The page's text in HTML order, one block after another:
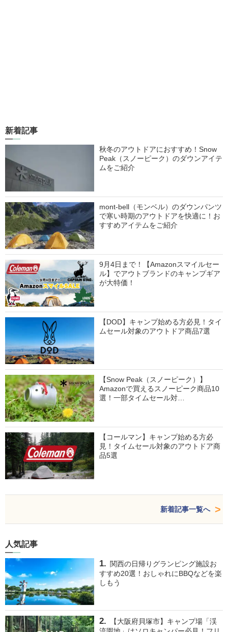
新着記事
秋冬のアウトドアにおすすめ！Snow
Peak（スノーピーク）のダウンアイテ
ムをご紹介
mont-bell（モンベル）のダウンパンツ
で寒い時期のアウトドアを快適に！お
すすめアイテムをご紹介
9月4日まで！【Amazonスマイルセー
ル】でアウトブランドのキャンプギア
が大特価！
【DOD】キャンプ始める方必見！タイ
ムセール対象のアウトドア商品7選
【Snow Peak（スノーピーク）】
Amazonで買えるスノーピーク商品10
選！一部タイムセール対…
【コールマン】キャンプ始める方必
見！タイムセール対象のアウトドア商
品5選
新着記事一覧へ
人気記事
関西の日帰りグランピング施設お
すすめ20選！おしゃれにBBQなどを楽
しもう
【大阪府貝塚市】キャンプ場「渓